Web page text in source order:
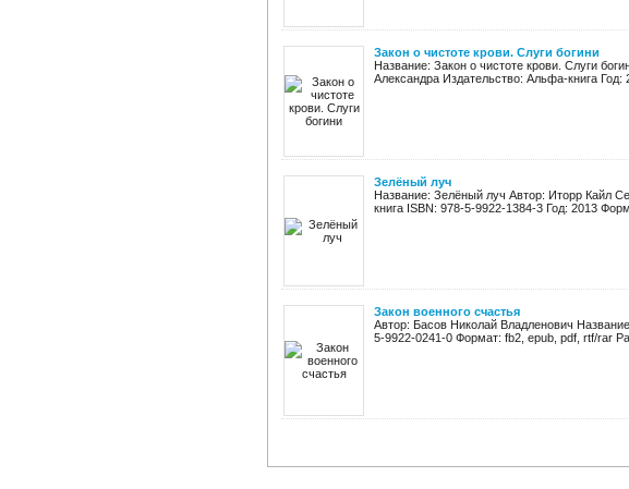
Закон о чистоте крови. Слуги богини
Название: Закон о чистоте крови. Слуги
Александра Издательство: Альфа-книга
Зелёный луч
Название: Зелёный луч Автор: Иторр Кайл
книга ISBN: 978-5-9922-1384-3 Год: 2013
Закон военного счастья
Автор: Басов Николай Владленович
5-9922-0241-0 Формат: fb2, epub, pdf, rtf/rar